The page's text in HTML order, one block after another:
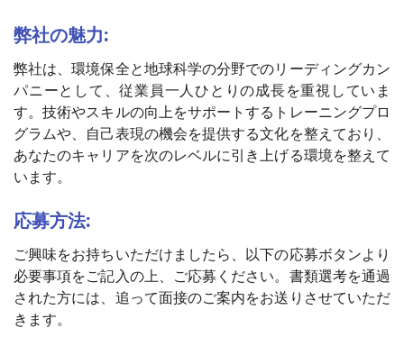
弊社の魅力:
弊社は、環境保全と地球科学の分野でのリーディングカン
パニーとして、従業員一人ひとりの成長を重視していま
す。技術やスキルの向上をサポートするトレーニングプロ
グラムや、自己表現の機会を提供する文化を整えており、
あなたのキャリアを次のレベルに引き上げる環境を整えて
います。
応募方法:
ご興味をお持ちいただけましたら、以下の応募ボタンより
必要事項をご記入の上、ご応募ください。書類選考を通過
された方には、追って面接のご案内をお送りさせていただ
きます。